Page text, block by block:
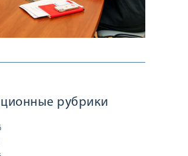
рубрики